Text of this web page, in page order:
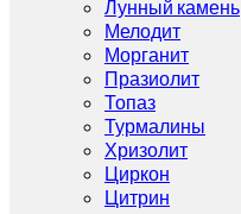
Лунный камень
Мелодит
Морганит
Празиолит
Топаз
Турмалины
Хризолит
Циркон
Цитрин